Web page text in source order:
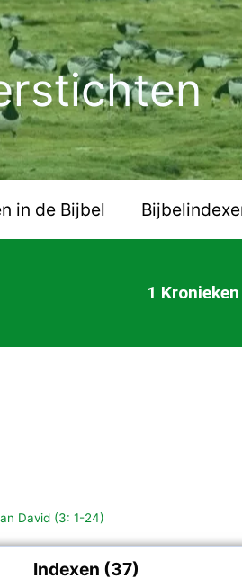
in de Bijbel
1
David (3: 1-24)
Indexen (37)